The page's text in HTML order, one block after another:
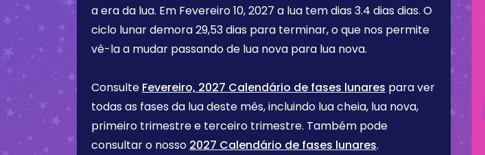
a era da lua. Em Fevereiro 10, 2027 a lua tem dias 3.4 dias dias. O
ciclo lunar demora 29,53 dias para terminar, o que nos permite
vê-la a mudar passando de lua nova para lua nova.
Consulte Fevereiro, 2027 Calendário de fases lunares para ver
todas as fases da lua deste mês, incluindo lua cheia, lua nova,
primeiro trimestre e terceiro trimestre. Também pode
consultar o nosso 2027 Calendário de fases lunares.